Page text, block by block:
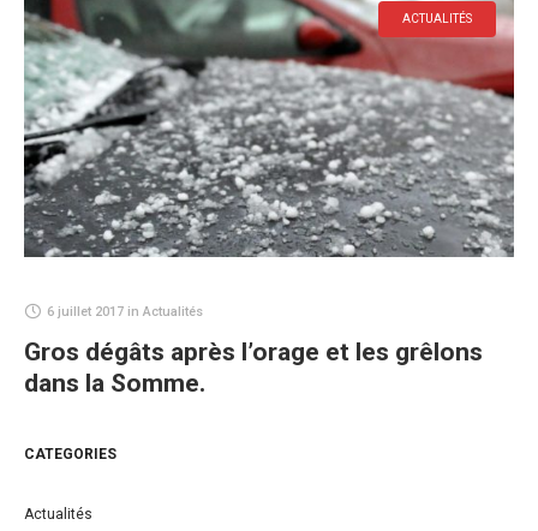
ACTUALITÉS
6 juillet 2017 in Actualités
Gros dégâts après l’orage et les grêlons
dans la Somme.
CATEGORIES
Actualités